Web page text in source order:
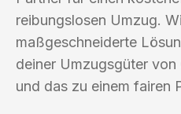
reibungslosen Umzug.
maßgeschneiderte
deiner Umzugsgüter
und das zu einem fairen